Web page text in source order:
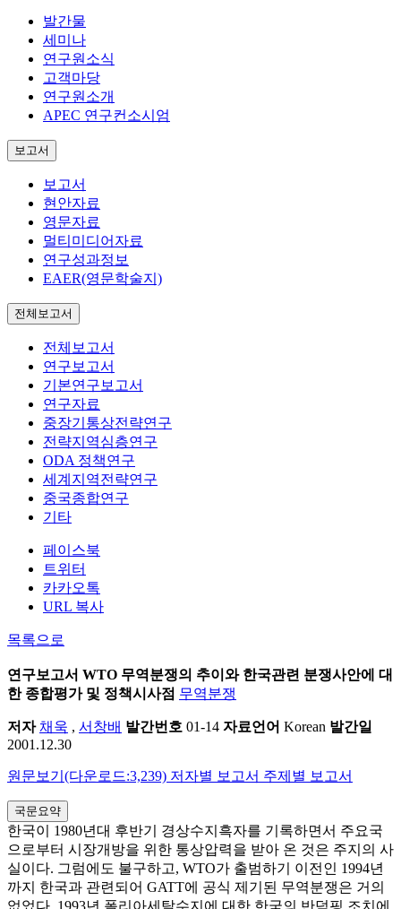
발간물
세미나
연구원소식
고객마당
연구원소개
APEC 연구컨소시엄
보고서
보고서
현안자료
영문자료
멀티미디어자료
연구성과정보
EAER(영문학술지)
전체보고서
전체보고서
연구보고서
기본연구보고서
연구자료
중장기통상전략연구
전략지역심층연구
ODA 정책연구
세계지역전략연구
중국종합연구
기타
페이스북
트위터
카카오톡
URL 복사
목록으로
연구보고서 WTO 무역분쟁의 추이와 한국관련 분쟁사안에 대
한 종합평가 및 정책시사점 무역분쟁
저자 채욱 , 서창배 발간번호 01-14 자료언어 Korean 발간일
2001.12.30
원문보기(다운로드:3,239) 저자별 보고서 주제별 보고서
국문요약
한국이 1980년대 후반기 경상수지흑자를 기록하면서 주요국
으로부터 시장개방을 위한 통상압력을 받아 온 것은 주지의 사
실이다. 그럼에도 불구하고, WTO가 출범하기 이전인 1994년
까지 한국과 관련되어 GATT에 공식 제기된 무역분쟁은 거의